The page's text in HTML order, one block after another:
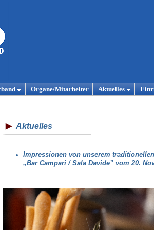
Organe/Mitarbeiter Aktuelles
Aktuelles
Impressionen von unserem
„Bar Campari / Sala Davide” vom 20.